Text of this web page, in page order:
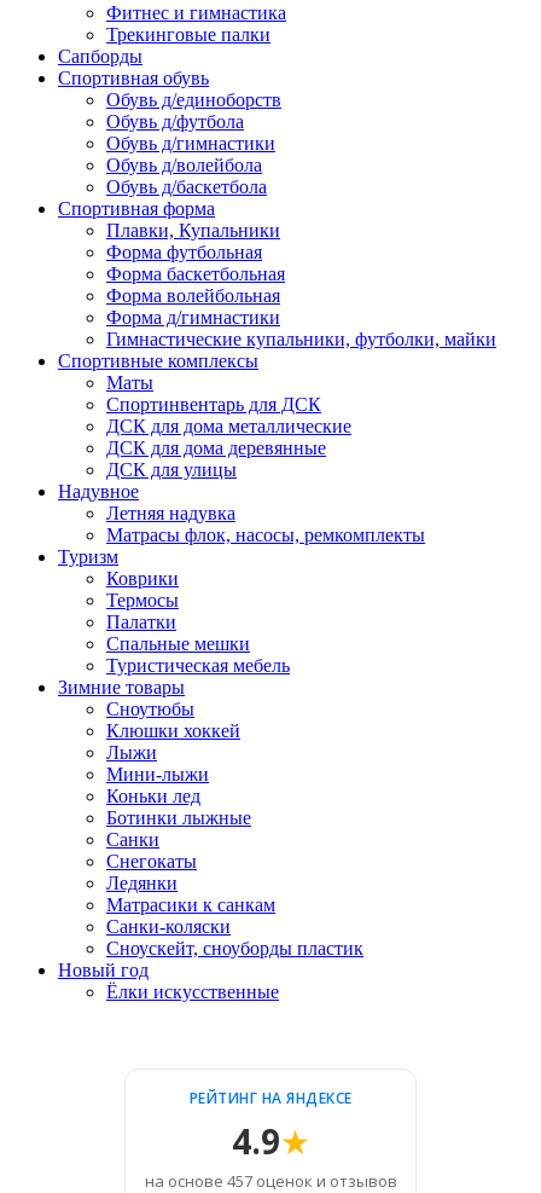
Фитнес и гимнастика
Трекинговые палки
Сапборды
Спортивная обувь
Обувь д/единоборств
Обувь д/футбола
Обувь д/гимнастики
Обувь д/волейбола
Обувь д/баскетбола
Спортивная форма
Плавки, Купальники
Форма футбольная
Форма баскетбольная
Форма волейбольная
Форма д/гимнастики
Гимнастические купальники, футболки, майки
Спортивные комплексы
Маты
Спортинвентарь для ДСК
ДСК для дома металлические
ДСК для дома деревянные
ДСК для улицы
Надувное
Летняя надувка
Матрасы флок, насосы, ремкомплекты
Туризм
Коврики
Термосы
Палатки
Спальные мешки
Туристическая мебель
Зимние товары
Сноутюбы
Клюшки хоккей
Лыжи
Мини-лыжи
Коньки лед
Ботинки лыжные
Санки
Снегокаты
Ледянки
Матрасики к санкам
Санки-коляски
Сноускейт, сноуборды пластик
Новый год
Ёлки искусственные
РЕЙТИНГ НА ЯНДЕКСЕ
4.9★
на основе 457 оценок и отзывов